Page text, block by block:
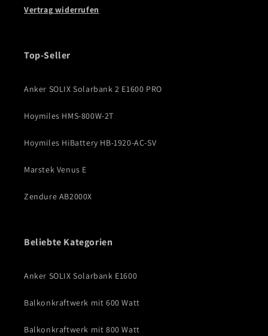
Vertrag widerrufen
Top-Seller
Anker SOLIX Solarbank 2 E1600 PRO
Hoymiles HMS-800W-2T
Hoymiles HiBattery HB-1920-AC-SV
Marstek Venus E
Zendure AB2000X
Beliebte Kategorien
Anker SOLIX Solarbank E1600
Balkonkraftwerk mit 600 Watt
Balkonkraftwerk mit 800 Watt